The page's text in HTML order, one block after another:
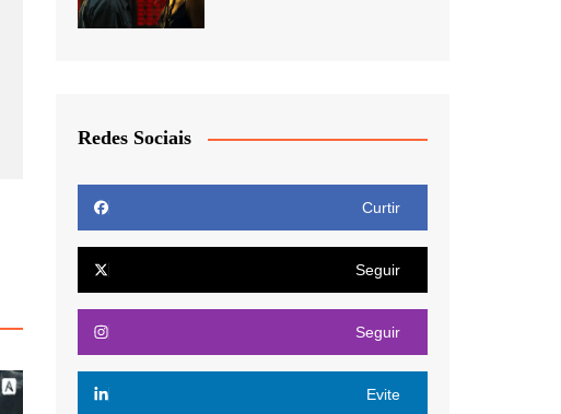
Redes Sociais
Curtir
Seguir
Seguir
Evite